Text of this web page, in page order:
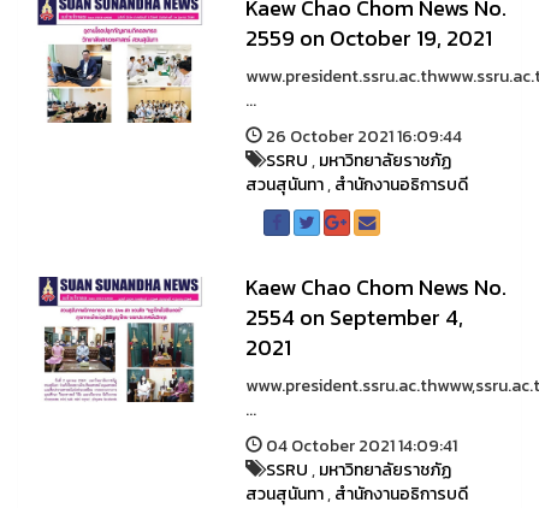
Kaew Chao Chom News No.
2559 on October 19, 2021
...
26 October 2021 16:09:44
SSRU,มหาวิทยาลัยราชภัฏ
สวนสุนันทา,สำนักงานอธิการบดี
Kaew Chao Chom News No.
2554 on September 4,
2021
...
04 October 2021 14:09:41
SSRU,มหาวิทยาลัยราชภัฏ
สวนสุนันทา,สำนักงานอธิการบดี